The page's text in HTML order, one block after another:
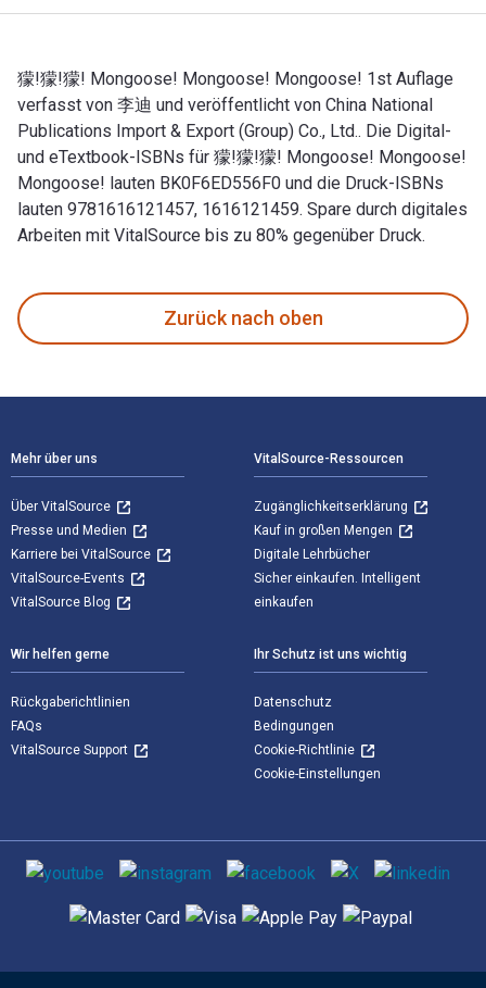
獴!獴!獴! Mongoose! Mongoose! Mongoose! 1st Auflage
verfasst von 李迪 und veröffentlicht von China National
Publications Import & Export (Group) Co., Ltd.. Die Digital-
und eTextbook-ISBNs für 獴!獴!獴! Mongoose! Mongoose!
Mongoose! lauten BK0F6ED556F0 und die Druck-ISBNs
lauten 9781616121457, 1616121459. Spare durch digitales
Arbeiten mit VitalSource bis zu 80% gegenüber Druck.
Zurück nach oben
Mehr über uns
Über VitalSource
Presse und Medien
Karriere bei VitalSource
VitalSource-Events
VitalSource Blog
VitalSource-Ressourcen
Zugänglichkeitserklärung
Kauf in großen Mengen
Digitale Lehrbücher
Sicher einkaufen. Intelligent
einkaufen
Wir helfen gerne
Rückgaberichtlinien
FAQs
VitalSource Support
Ihr Schutz ist uns wichtig
Datenschutz
Bedingungen
Cookie-Richtlinie
Cookie-Einstellungen
Sozialen Medien
Unterstützte Zahlungsmethoden